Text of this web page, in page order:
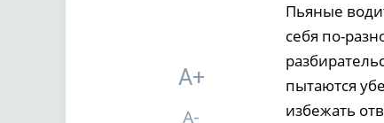
A+
A-
Пьяные
себя по-
пытаются
избежать